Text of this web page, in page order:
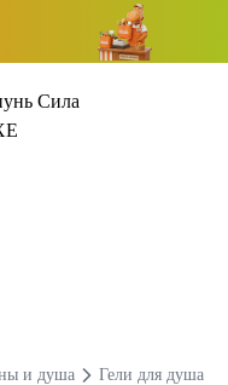
и душа Гели для душа